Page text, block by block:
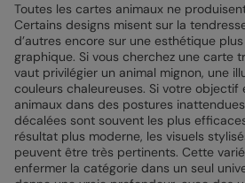
Toutes les cartes animaux ne
Certains designs misent sur la
d’autres encore sur une esthétique
graphique. Si vous cherchez une carte
vaut privilégier un animal mignon, une
couleurs chaleureuses. Si votre objectif
animaux dans des postures
décalées sont souvent les plus
résultat plus moderne, les visuels
peuvent être très pertinents. Cette
enfermer la catégorie dans un seul